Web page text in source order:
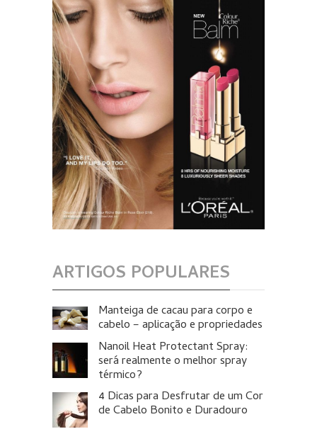
ARTIGOS POPULARES
Manteiga de cacau para corpo e
cabelo – aplicação e propriedades
Nanoil Heat Protectant Spray:
será realmente o melhor spray
térmico?
4 Dicas para Desfrutar de um Cor
de Cabelo Bonito e Duradouro